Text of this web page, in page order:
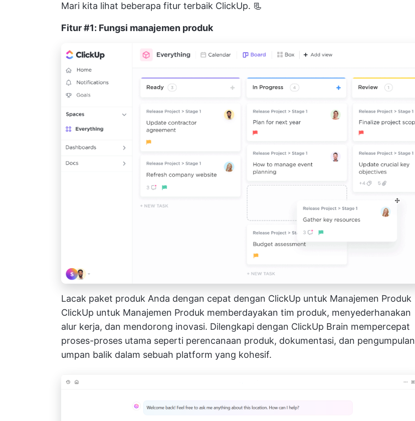
Mari kita lihat beberapa fitur terbaik ClickUp. 📃
Fitur #1: Fungsi manajemen produk
Lacak paket produk Anda dengan cepat dengan ClickUp untuk Manajemen Produk
ClickUp untuk Manajemen Produk memberdayakan tim produk, menyederhanakan
alur kerja, dan mendorong inovasi. Dilengkapi dengan ClickUp Brain mempercepat
proses-proses utama seperti perencanaan produk, dokumentasi, dan pengumpulan
umpan balik dalam sebuah platform yang kohesif.